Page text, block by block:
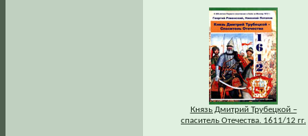
Князь Дмитрий Трубецкой –
спаситель Отечества. 1611/12 гг.